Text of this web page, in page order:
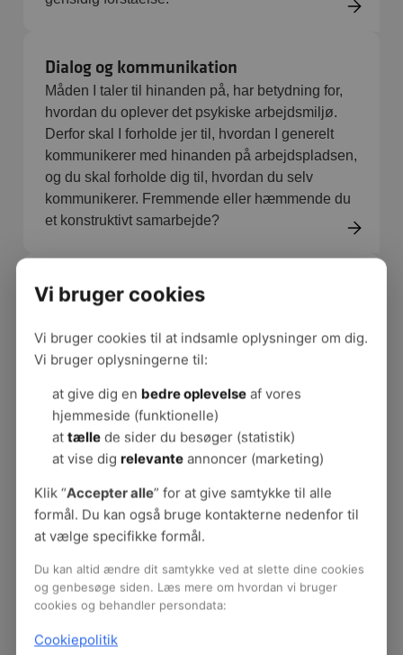
Dialog og kommunikation
Måden I taler til hinanden på, har betydning for,
hvordan du oplever det psykiske arbejdsmiljø.
Derfor skal I forholde jer til, hvordan I generelt
kommunikerer med hinanden på arbejdspladsen,
og du skal forholde dig til, hvordan du selv
kommunikerer. Fremmende eller hæmmende du
et konstruktivt samarbejde?
Anerkendende undersøgelse
undersøgelse et godt alternativ til den
traditionelle måde at løse konflikter på. Metoden
involveret.
Kollegial supervision
Kollegial supervision skaber fælles læring og
udvikling på arbejdspladsen. Som medarbejdere
bliver vi i fællesskab klogere på svære
viden og erfaringer, får nye idéer og inspiration
og ikke mindst lærer vores kolleger bedre at
hverdagen, som gør det muligt at undgå
Vi bruger cookies
Vi bruger cookies til at indsamle oplysninger om dig.
Vi bruger oplysningerne til:
at give dig en bedre oplevelseaf vores
hjemmeside (funktionelle)
at tællede sider du besøger (statistik)
at vise dig relevanteannoncer (marketing)
Klik “Accepter alle” for at give samtykke til alle
formål. Du kan også bruge kontakterne nedenfor til
at vælge specifikke formål.
Du kan altid ændre dit samtykke ved at slette dine cookies
og genbesøge siden. Læs mere om hvordan vi bruger
cookies og behandler persondata:
Cookiepolitik